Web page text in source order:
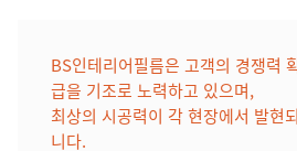
BS인테리어필름은 고객의 경쟁력
급을 기조로 노력하고 있으며,
최상의 시공력이 각 현장에서 발현
니다.